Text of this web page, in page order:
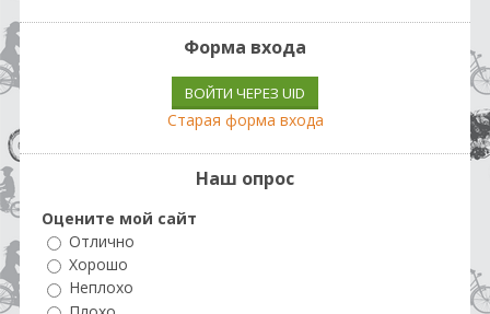
Форма входа
ВОЙТИ ЧЕРЕЗ UID
Старая форма входа
Наш опрос
Оцените мой сайт
Отлично
Хорошо
Неплохо